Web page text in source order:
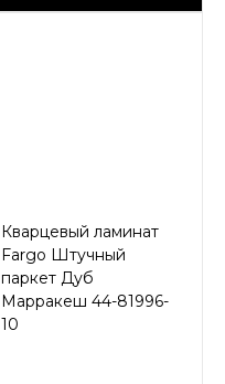
Кварцевый ламинат
Fargo Штучный
паркет Дуб
Марракеш 44-81996-
10